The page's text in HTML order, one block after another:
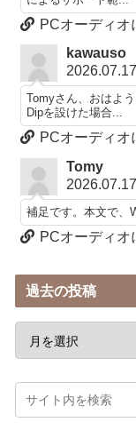
PCオーディオ
kawauso
Tomyさん、おはよ
Dipを設けた場合...
PCオーディオ
Tomy
補足です。本文で、
PCオーディオ
過去の投稿